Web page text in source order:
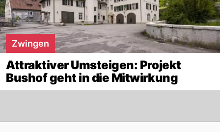
Zwingen
Attraktiver Umsteigen: Projekt
Bushof geht in die Mitwirkung